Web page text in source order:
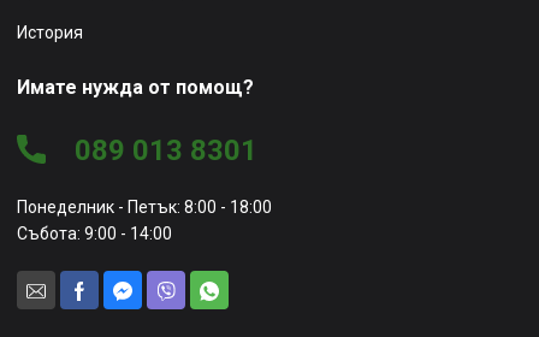
История
Имате нужда от помощ?
089 013 8301
Понеделник - Петък: 8:00 - 18:00
Събота: 9:00 - 14:00